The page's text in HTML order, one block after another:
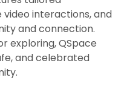
interactions, and
and connection.
exploring, QSpace
and celebrated